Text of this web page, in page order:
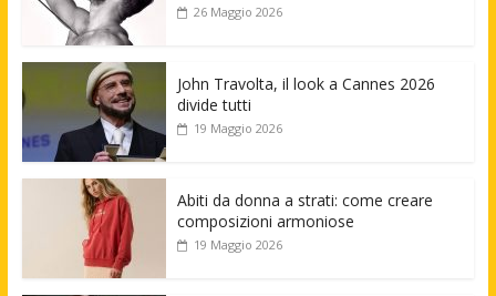
26 Maggio 2026
John Travolta, il look a Cannes 2026
divide tutti
19 Maggio 2026
Abiti da donna a strati: come creare
composizioni armoniose
19 Maggio 2026